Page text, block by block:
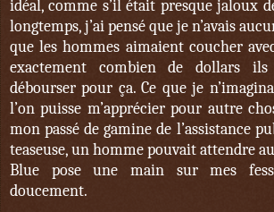
idéal, comme s’il était presque jaloux
longtemps, j’ai pensé que je n’avais
que les hommes aimaient coucher
exactement combien de dollars
débourser pour ça. Ce que je
l’on puisse m’apprécier pour autre
mon passé de gamine de l’assistance
teaseuse, un homme pouvait attendre
Blue pose une main sur mes
doucement.